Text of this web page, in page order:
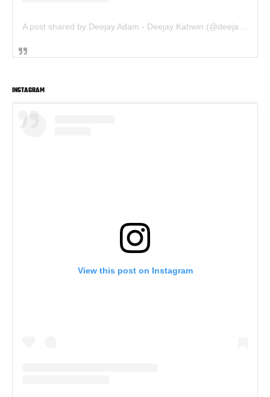
INSTAGRAM
View this post on Instagram